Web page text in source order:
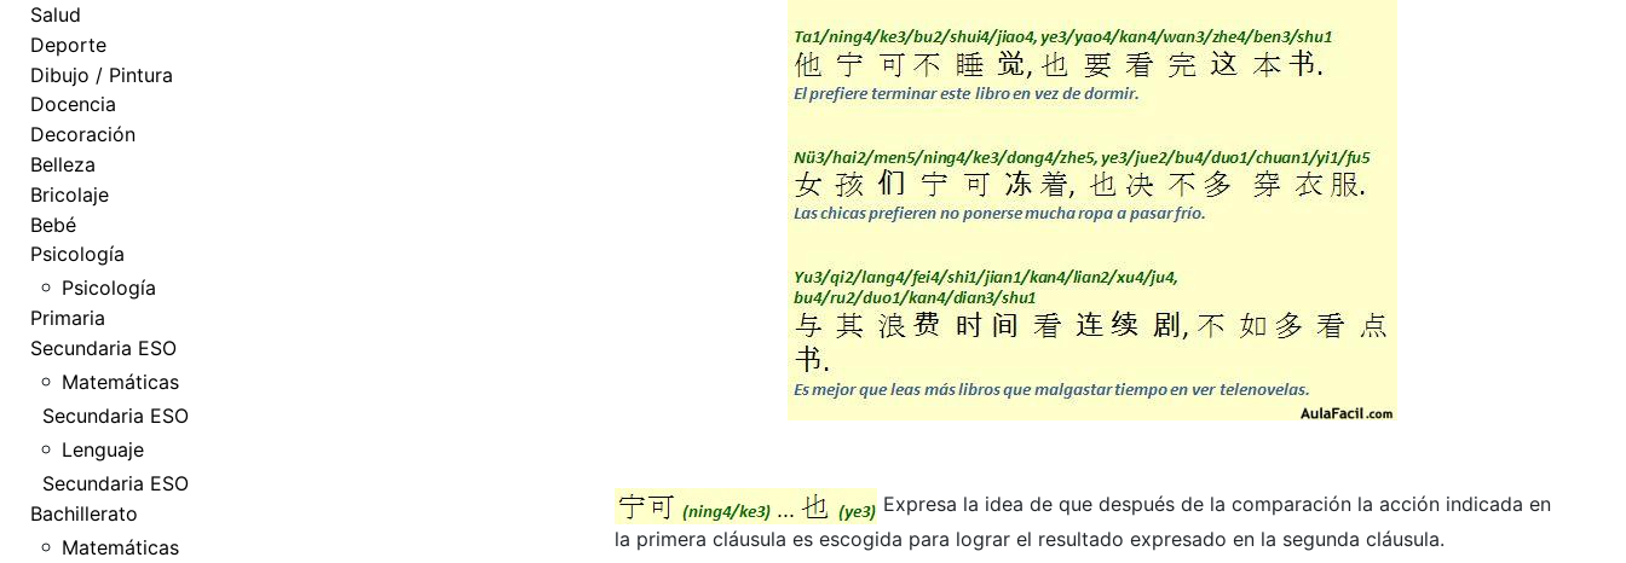
Salud
Deporte
Dibujo / Pintura
Docencia
Decoración
Belleza
Bricolaje
Bebé
Psicología
Psicología
Primaria
Secundaria ESO
Matemáticas
Secundaria ESO
Lenguaje
Secundaria ESO
Bachillerato
Matemáticas
Expresa la idea de que después de la comparación la acción indicada en
la primera cláusula es escogida para lograr el resultado expresado en la segunda cláusula.